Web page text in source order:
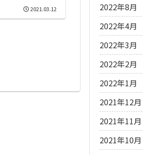
2021.03.12
2022年8月
2022年4月
2022年3月
2022年2月
2022年1月
2021年12月
2021年11月
2021年10月